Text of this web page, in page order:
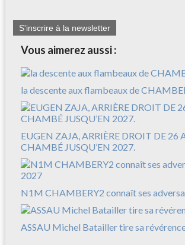
S'inscrire à la newsletter
Vous aimerez aussi :
la descente aux flambeaux de
EUGEN ZAJA, ARRIÈRE DROIT DE 26
CHAMBÉ JUSQU’EN 2027.
N1M CHAMBERY2 connaît ses
ASSAU Michel Batailler tire sa